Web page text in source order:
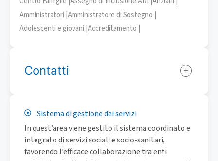
Amministratori |Amministratore di Sostegno |
Adolescenti e giovani |Accreditamento |
Contatti
Sistema di gestione dei servizi
In quest’area viene gestito il sistema coordinato e
integrato di servizi sociali e socio-sanitari,
favorendo l’efficace collaborazione tra enti